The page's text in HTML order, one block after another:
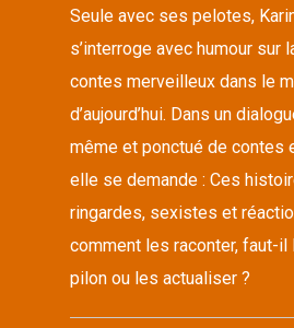
Seule avec ses pelotes,
s’interroge avec humour sur
contes merveilleux dans le
d’aujourd’hui. Dans un
même et ponctué de contes
elle se demande : Ces
ringardes, sexistes et
comment les raconter, faut-il
pilon ou les actualiser ?